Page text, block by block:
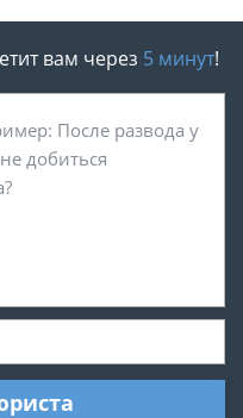
вам через 5 минут!